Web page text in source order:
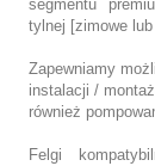
segmentu
tylnej [zimowe lub
Zapewniamy
instalacji /
również
Felgi